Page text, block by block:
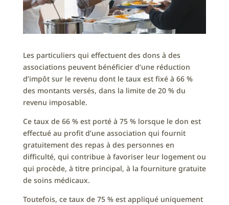
Les particuliers qui effectuent des dons à des
associations peuvent bénéficier d’une réduction
d’impôt sur le revenu dont le taux est fixé à 66 %
des montants versés, dans la limite de 20 % du
revenu imposable.
Ce taux de 66 % est porté à 75 % lorsque le don est
effectué au profit d’une association qui fournit
gratuitement des repas à des personnes en
difficulté, qui contribue à favoriser leur logement ou
qui procède, à titre principal, à la fourniture gratuite
de soins médicaux.
Toutefois, ce taux de 75 % est appliqué uniquement